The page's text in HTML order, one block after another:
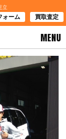
立
ォーム 買取査定
MENU